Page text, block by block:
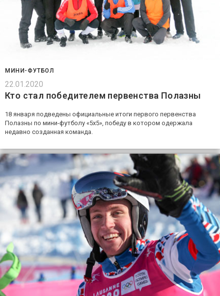
МИНИ-ФУТБОЛ
22.01.2020
Кто стал победителем первенства Полазны
18 января подведены официальные итоги первого первенства
Полазны по мини-футболу «5х5», победу в котором одержала
недавно созданная команда.